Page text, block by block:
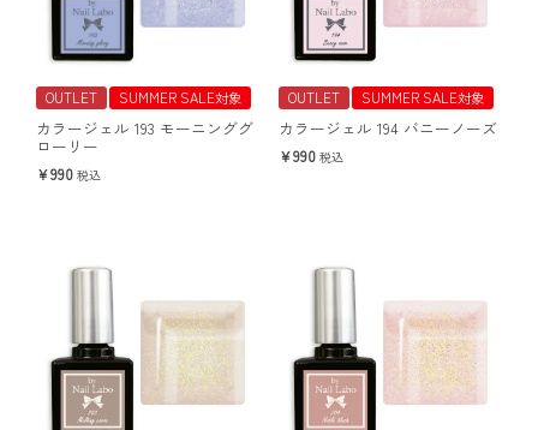
OUTLET SUMMER SALE対象
カラージェル 193 モーニンググ
ローリー
990 税込
OUTLET SUMMER SALE対象
カラージェル 194 バニーノーズ
990 税込